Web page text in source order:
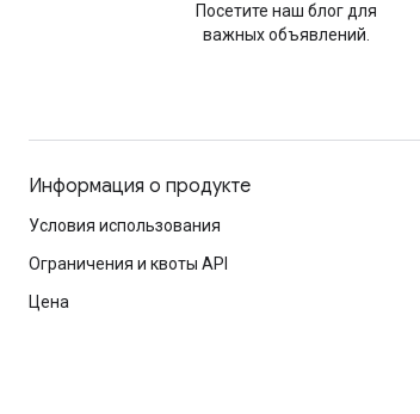
Посетите наш блог для
важных объявлений.
Информация о продукте
Условия использования
Ограничения и квоты API
Цена